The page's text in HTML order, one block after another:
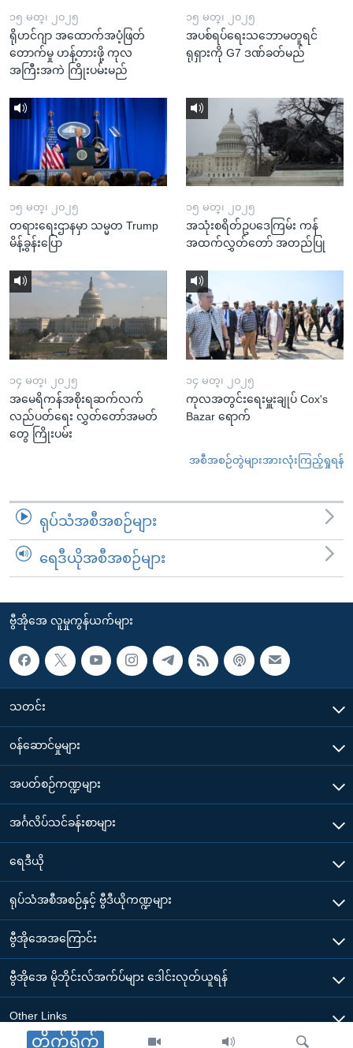
တိုက်ရိုက်
၁၅ မတ္၊ ၂၀၂၅
ရိုဟင်ဂျာ အထောက်အပံ့ဖြတ်
တောက်မှု ဟန့်တားဖို့ ကုလ
အကြီးအကဲ ကြိုးပမ်းမည်
၁၅ မတ္၊ ၂၀၂၅
အပစ်ရပ်ရေးသဘောမတူရင်
ရုရှားကို G7 ဒဏ်ခတ်မည်
၁၅ မတ္၊ ၂၀၂၅
တရားရေးဌာနမှာ သမ္မတ Trump
မိန့်ခွန်းပြော
၁၅ မတ္၊ ၂၀၂၅
အသုံးစရိတ်ဥပဒေကြမ်း ကန်
အထက်လွှတ်တော် အတည်ပြု
၁၄ မတ္၊ ၂၀၂၅
အမေရိကန်အစိုးရဆက်လက်
လည်ပတ်ရေး လွှတ်တော်အမတ်
တွေ ကြိုးပမ်း
၁၄ မတ္၊ ၂၀၂၅
ကုလအတွင်းရေးမှူးချုပ် Cox's
Bazar ရောက်
အစီအစဉ်တွဲများအားလုံးကြည့်ရှုရန်
ရုပ်သံအစီအစဉ်များ
ရေဒီယိုအစီအစဉ်များ
ဗွီအိုအေ လူမှုကွန်ယက်များ
သတင်း
၀န်ဆောင်မှုများ
အပတ်စဉ်ကဏ္ဍများ
အင်္ဂလိပ်သင်ခန်းစာများ
ရေဒီယို
ရုပ်သံအစီအစဉ်နှင့် ဗွီဒီယိုကဏ္ဍများ
ဗွီအိုအေအကြောင်း
ဗွီအိုအေ မိုဘိုင်းလ်အက်ပ်များ ဒေါင်းလုတ်ယူရန်
Other Links